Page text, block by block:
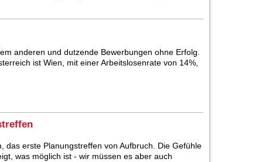
anderen und dutzende Bewerbungen ohne Erfolg.
ist Wien, mit einer Arbeitslosenrate von 14%,
das erste Planungstreffen von Aufbruch. Die Gefühle
was möglich ist - wir müssen es aber auch